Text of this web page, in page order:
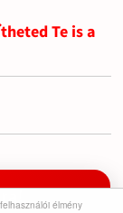
élmény
Te is a